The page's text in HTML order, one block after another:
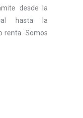
desde la
hasta la
renta. Somos